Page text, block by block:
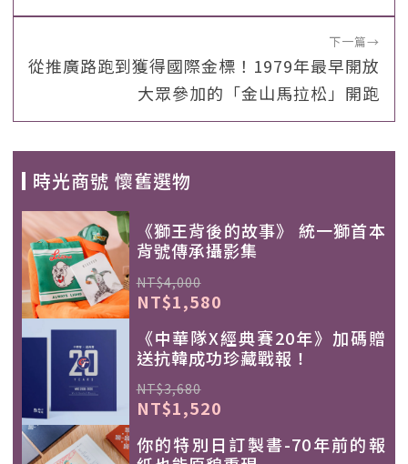
下一篇→
從推廣路跑到獲得國際金標！1979年最早開放
大眾參加的「金山馬拉松」開跑
時光商號 懷舊選物
《獅王背後的故事》 統一獅首本
背號傳承攝影集
NT$4,000
NT$1,580
《中華隊X經典賽20年》加碼贈
送抗韓成功珍藏戰報！
NT$3,680
NT$1,520
你的特別日訂製書-70年前的報